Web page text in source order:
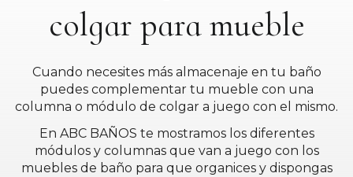
colgar para mueble
Cuando necesites más almacenaje en tu baño
puedes complementar tu mueble con una
columna o módulo de colgar a juego con el mismo.
En ABC BAÑOS te mostramos los diferentes
módulos y columnas que van a juego con los
muebles de baño para que organices y dispongas